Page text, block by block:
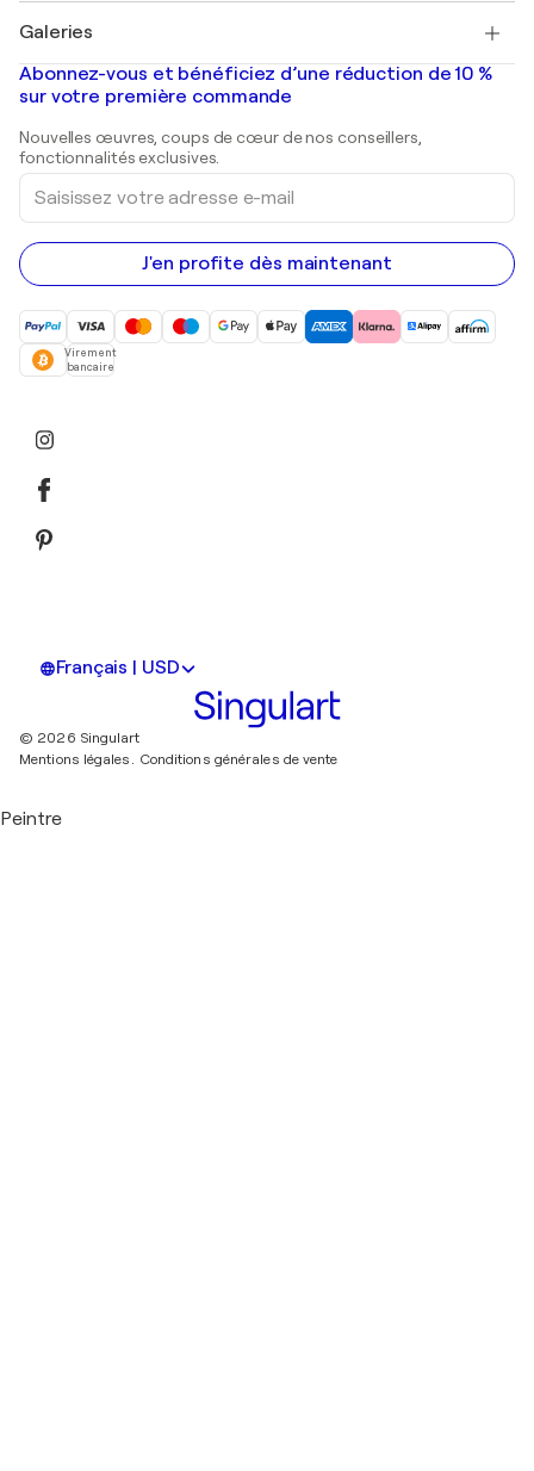
Banksy
Mr. Brainwash
Shepard Fairey
Tableaux abstraits à vendre
Peintures de paysage
Estampes
Peintures acryliques
Galeries
Galeries d'art en France
Galeries d'art en Belgique
Abonnez-vous et bénéficiez d’une réduction de 10 %
sur votre première commande
Nouvelles œuvres, coups de cœur de nos conseillers,
fonctionnalités exclusives.
Saisissez
votre
adresse
e-
mail
J'en profite dès maintenant
Virement
bancaire
Français | USD
© 2026 Singulart
Mentions légales. Conditions générales de vente
Peintre